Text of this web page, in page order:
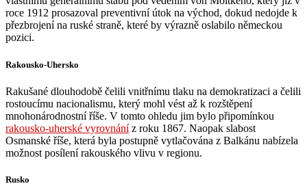
roce 1912 prosazoval preventivní útok na východ, dokud nedojde k
přezbrojení na ruské straně, které by výrazně oslabilo německou
pozici.
Rakousko-Uhersko
Rakušané dlouhodobě čelili vnitřnímu tlaku na demokratizaci a čelili
rostoucímu nacionalismu, který mohl vést až k rozštěpení
mnohonárodnostní říše. V tomto ohledu jim bylo připomínkou
rakousko-uherské vyrovnáníz roku 1867. Naopak slabost
Osmanské říše, která byla postupně vytlačována z Balkánu nabízela
možnost posílení rakouského vlivu v regionu.
Rusko